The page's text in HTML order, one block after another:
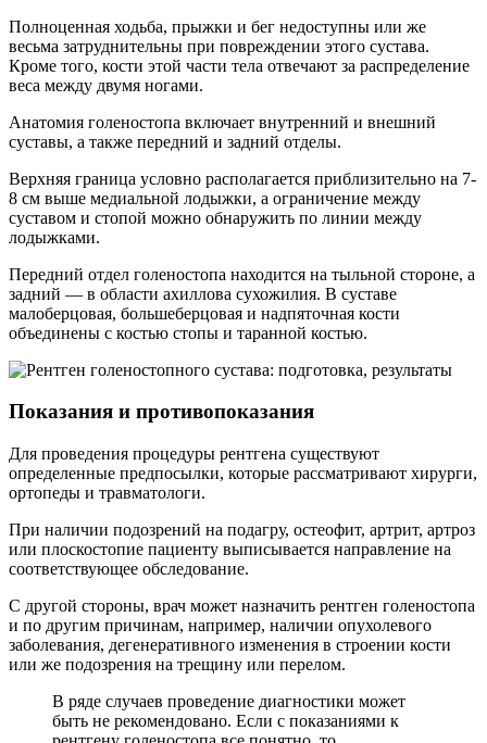
Полноценная ходьба, прыжки и бег недоступны или же
весьма затруднительны при повреждении этого сустава.
Кроме того, кости этой части тела отвечают за распределение
веса между двумя ногами.
Анатомия голеностопа включает внутренний и внешний
суставы, а также передний и задний отделы.
Верхняя граница условно располагается приблизительно на 7-
8 см выше медиальной лодыжки, а ограничение между
суставом и стопой можно обнаружить по линии между
лодыжками.
Передний отдел голеностопа находится на тыльной стороне, а
задний — в области ахиллова сухожилия. В суставе
малоберцовая, большеберцовая и надпяточная кости
объединены с костью стопы и таранной костью.
Показания и противопоказания
Для проведения процедуры рентгена существуют
определенные предпосылки, которые рассматривают хирурги,
ортопеды и травматологи.
При наличии подозрений на подагру, остеофит, артрит, артроз
или плоскостопие пациенту выписывается направление на
соответствующее обследование.
С другой стороны, врач может назначить рентген голеностопа
и по другим причинам, например, наличии опухолевого
заболевания, дегенеративного изменения в строении кости
или же подозрения на трещину или перелом.
В ряде случаев проведение диагностики может
быть не рекомендовано. Если с показаниями к